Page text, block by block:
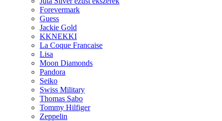
Forevermark
Guess
Jackie Gold
KKNEKKI
La Coque Francaise
Lisa
Moon Diamonds
Pandora
Seiko
Swiss Military
Thomas Sabo
Tommy Hilfiger
Zeppelin